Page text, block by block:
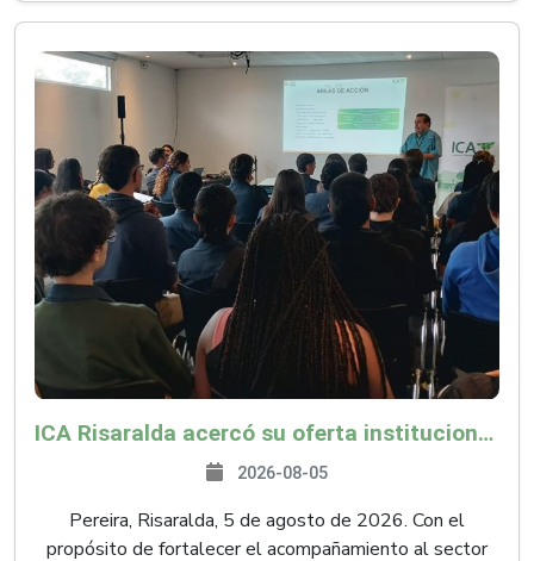
ICA Risaralda acercó su oferta institucional a productores y emprendedores en Expocamello
2026-08-05
Pereira, Risaralda, 5 de agosto de 2026. Con el
propósito de fortalecer el acompañamiento al sector